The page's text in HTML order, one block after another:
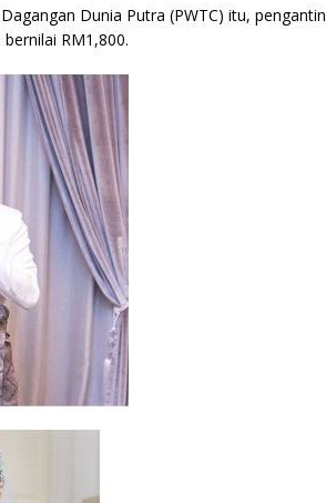
Dunia Putra (PWTC) itu, pengantin
RM1,800.